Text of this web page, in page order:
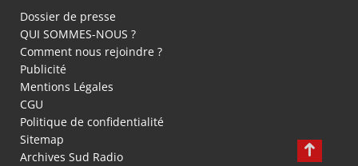
Dossier de presse
QUI SOMMES-NOUS ?
Comment nous rejoindre ?
Publicité
Mentions Légales
CGU
Politique de confidentialité
Sitemap
Archives Sud Radio